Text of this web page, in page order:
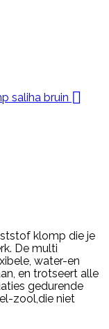

klomp die je
De multi
water-en
en trotseert alle
gedurende
zool,die niet